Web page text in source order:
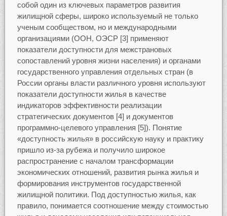
собой один из ключевых параметров развития
жилищной сферы, широко используемый не только
ученым сообществом, но и международными
организациями (ООН, ОЭСР [3] применяют
показатели доступности для межстрановых
сопоставлений уровня жизни населения) и органами
государственного управления отдельных стран (в
России органы власти различного уровня используют
показатели доступности жилья в качестве
индикаторов эффективности реализации
стратегических документов [4] и документов
программно-целевого управления [5]). Понятие
«доступность жилья» в российскую науку и практику
пришло из-за рубежа и получило широкое
распространение с началом трансформации
экономических отношений, развития рынка жилья и
формирования инструментов государственной
жилищной политики. Под доступностью жилья, как
правило, понимается соотношение между стоимостью